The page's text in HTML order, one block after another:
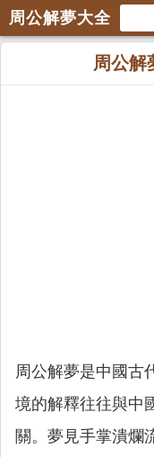
周公解夢大全
周公解
周公解夢是中國古
境的解釋往往與中
關。夢見手掌潰爛